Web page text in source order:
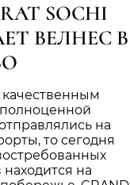
SOCHI
ВЕЛНЕС В
на
то сегодня
на